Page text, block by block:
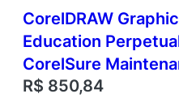
CorelDRAW
Education
CorelSure
R$ 850,84